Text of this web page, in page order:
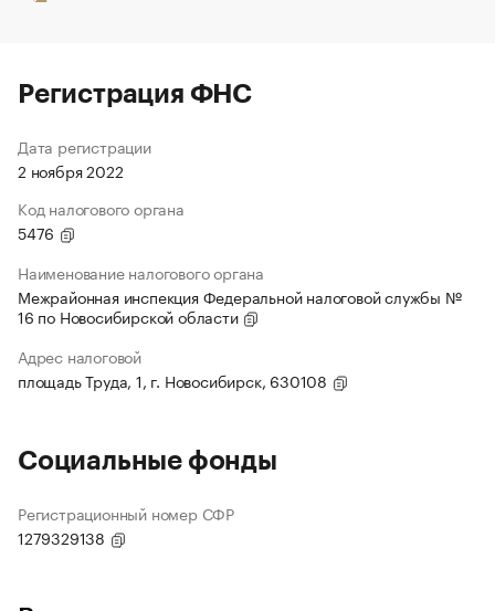
Регистрация ФНС
Дата регистрации
2 ноября 2022
Код налогового органа
5476
Наименование налогового органа
Межрайонная инспекция Федеральной налоговой службы №
16 по Новосибирской области
Адрес налоговой
площадь Труда, 1, г. Новосибирск, 630108
Социальные фонды
Регистрационный номер СФР
1279329138